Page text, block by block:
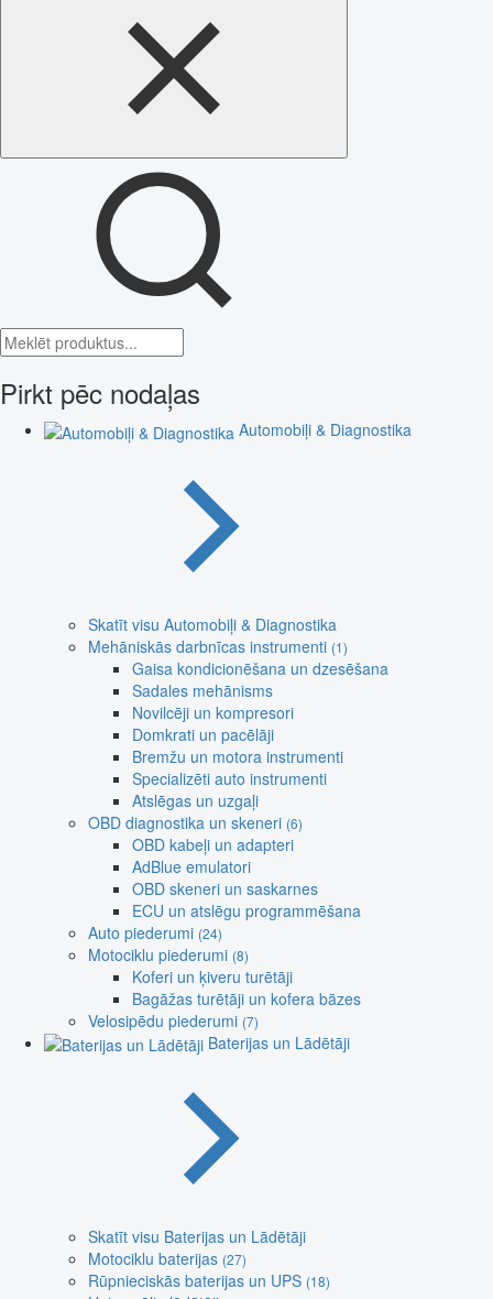
Pirkt pēc nodaļas
Automobiļi & Diagnostika
Skatīt visu Automobiļi & Diagnostika
Mehāniskās darbnīcas instrumenti (1)
Gaisa kondicionēšana un dzesēšana
Sadales mehānisms
Novilcēji un kompresori
Domkrati un pacēlāji
Bremžu un motora instrumenti
Specializēti auto instrumenti
Atslēgas un uzgaļi
OBD diagnostika un skeneri (6)
OBD kabeļi un adapteri
AdBlue emulatori
OBD skeneri un saskarnes
ECU un atslēgu programmēšana
Auto piederumi (24)
Motociklu piederumi (8)
Koferi un ķiveru turētāji
Bagāžas turētāji un kofera bāzes
Velosipēdu piederumi (7)
Baterijas un Lādētāji
Skatīt visu Baterijas un Lādētāji
Motociklu baterijas (27)
Rūpnieciskās baterijas un UPS (18)